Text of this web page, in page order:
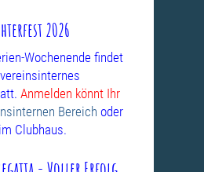
2026
Wochenende findet
Anmelden könnt Ihr
Bereich oder
Clubhaus.